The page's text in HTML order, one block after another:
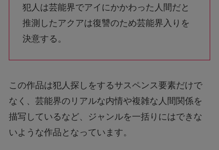
犯人は芸能界でアイにかかわった人間だと
推測したアクアは復讐のため芸能界入りを
決意する。
この作品は犯人探しをするサスペンス要素だけで
なく、芸能界のリアルな内情や複雑な人間関係を
描写しているなど、ジャンルを一括りにはできな
いような作品となっています。